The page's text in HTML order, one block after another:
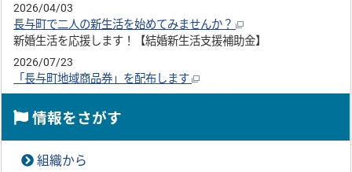
2026/04/03
長与町で二人の新生活を始めてみませんか？
新婚生活を応援します！【結婚新生活支援補助金】
2026/07/23
「長与町地域商品券」を配布します
情報をさがす
組織から